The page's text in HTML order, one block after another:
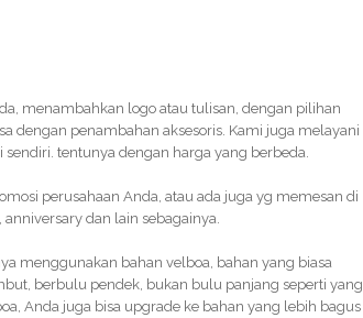
menambahkan logo atau tulisan, dengan pilihan
dengan penambahan aksesoris. Kami juga melayani
tentunya dengan harga yang berbeda.
perusahaan Anda, atau ada juga yg memesan di
dan lain sebagainya.
menggunakan bahan velboa, bahan yang biasa
berbulu pendek, bukan bulu panjang seperti yang
Anda juga bisa upgrade ke bahan yang lebih bagus